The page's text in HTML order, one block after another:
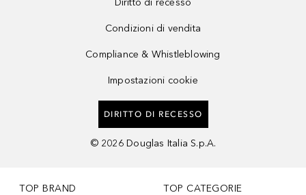
Diritto di recesso
Condizioni di vendita
Compliance & Whistleblowing
Impostazioni cookie
DIRITTO DI RECESSO
© 2026 Douglas Italia S.p.A.
TOP BRAND TOP CATEGORIE